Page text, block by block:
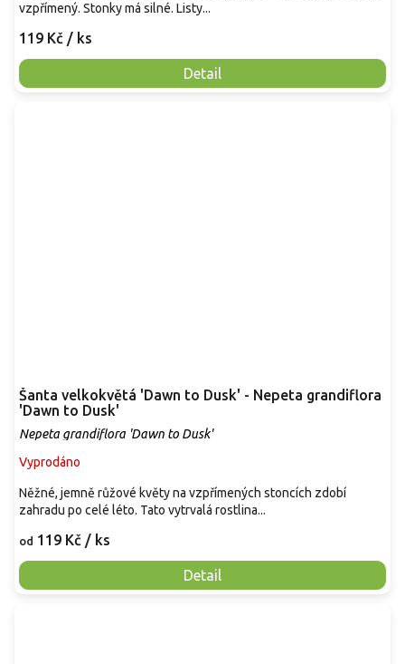
119 Kč / ks
Detail
vzpřímený. Stonky má silné. Listy...
Šanta velkokvětá 'Dawn to Dusk' - Nepeta grandiflora
'Dawn to Dusk'
Nepeta grandiflora 'Dawn to Dusk'
Vyprodáno
od 119 Kč / ks
Detail
Něžné, jemně růžové květy na vzpřímených stoncích zdobí
zahradu po celé léto. Tato vytrvalá rostlina...